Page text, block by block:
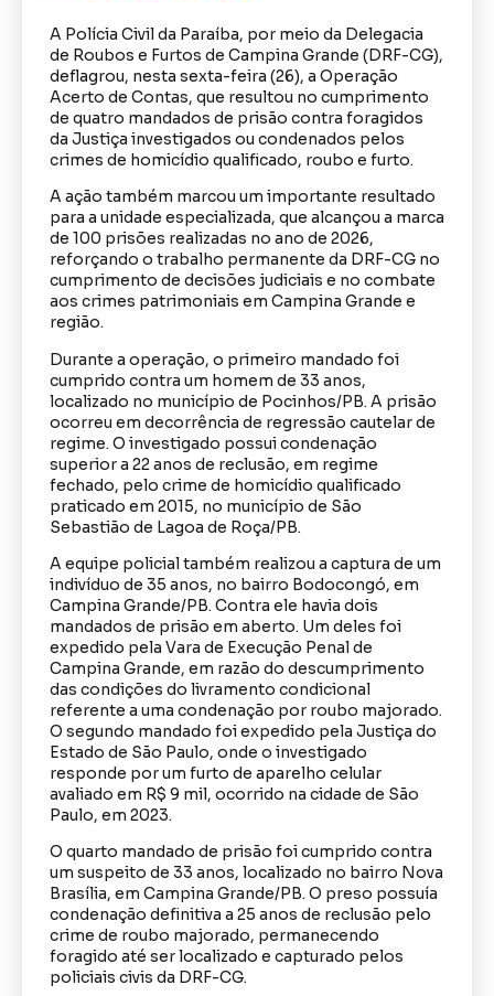
A Polícia Civil da Paraíba, por meio da Delegacia
de Roubos e Furtos de Campina Grande (DRF-CG),
deflagrou, nesta sexta-feira (26), a Operação
Acerto de Contas, que resultou no cumprimento
de quatro mandados de prisão contra foragidos
da Justiça investigados ou condenados pelos
crimes de homicídio qualificado, roubo e furto.
A ação também marcou um importante resultado
para a unidade especializada, que alcançou a marca
de 100 prisões realizadas no ano de 2026,
reforçando o trabalho permanente da DRF-CG no
cumprimento de decisões judiciais e no combate
aos crimes patrimoniais em Campina Grande e
região.
Durante a operação, o primeiro mandado foi
cumprido contra um homem de 33 anos,
localizado no município de Pocinhos/PB. A prisão
ocorreu em decorrência de regressão cautelar de
regime. O investigado possui condenação
superior a 22 anos de reclusão, em regime
fechado, pelo crime de homicídio qualificado
praticado em 2015, no município de São
Sebastião de Lagoa de Roça/PB.
A equipe policial também realizou a captura de um
indivíduo de 35 anos, no bairro Bodocongó, em
Campina Grande/PB. Contra ele havia dois
mandados de prisão em aberto. Um deles foi
expedido pela Vara de Execução Penal de
Campina Grande, em razão do descumprimento
das condições do livramento condicional
referente a uma condenação por roubo majorado.
O segundo mandado foi expedido pela Justiça do
Estado de São Paulo, onde o investigado
responde por um furto de aparelho celular
avaliado em R$ 9 mil, ocorrido na cidade de São
Paulo, em 2023.
O quarto mandado de prisão foi cumprido contra
um suspeito de 33 anos, localizado no bairro Nova
Brasília, em Campina Grande/PB. O preso possuía
condenação definitiva a 25 anos de reclusão pelo
crime de roubo majorado, permanecendo
foragido até ser localizado e capturado pelos
policiais civis da DRF-CG.